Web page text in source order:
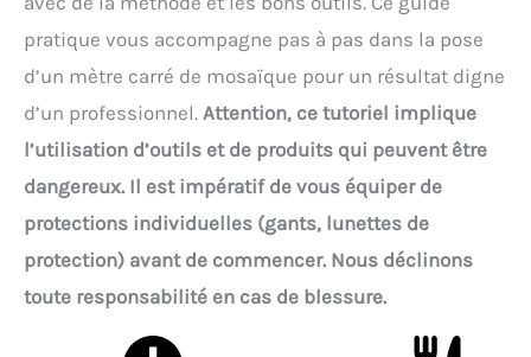
pratique vous accompagne pas à pas dans la pose
d’un mètre carré de mosaïque pour un résultat digne
d’un professionnel. Attention, ce tutoriel implique
l’utilisation d’outils et de produits qui peuvent être
dangereux. Il est impératif de vous équiper de
protections individuelles (gants, lunettes de
protection) avant de commencer. Nous déclinons
toute responsabilité en cas de blessure.